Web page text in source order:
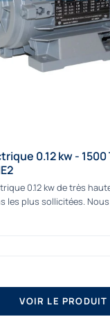
0.12 kw - 1500
0.12 kw de très
les plus sollicitées.
VOIR LE PRODUIT